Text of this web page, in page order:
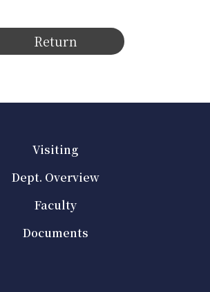
Return
Visiting
Dept. Overview
Faculty
Documents